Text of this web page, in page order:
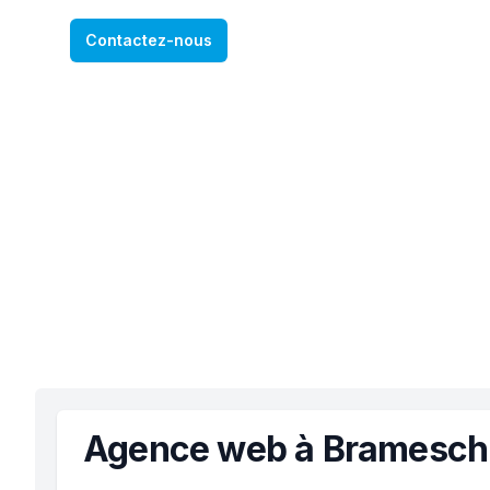
Contactez-nous
Agence web à